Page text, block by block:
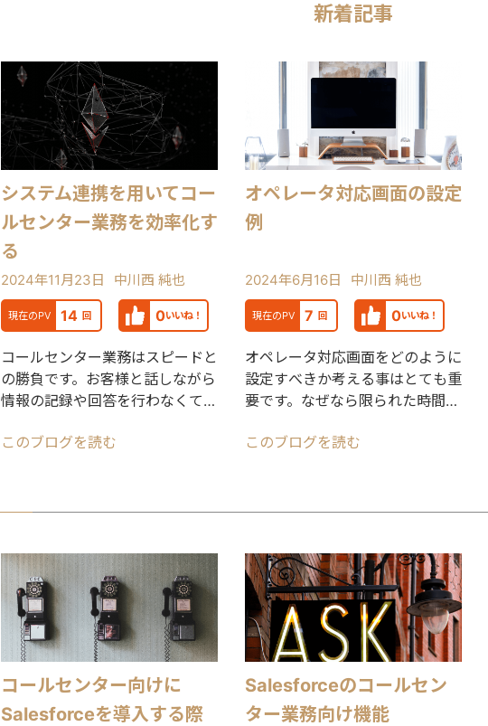
新着記事
システム連携を用いてコー
ルセンター業務を効率化す
る
2024年11月23日 中川西 純也
現在のPV 14 回 0いいね！
コールセンター業務はスピードと
の勝負です。お客様と話しながら
情報の記録や回答を行わなくては
められます。できるだ
このブログを読む
オペレータ対応画面の設定
例
2024年6月16日 中川西 純也
現在のPV 7 回 0いいね！
オペレータ対応画面をどのように
設定すべきか考える事はとても重
要です。なぜなら限られた時間の
対応することがオペレ
このブログを読む
コールセンター向けに
Salesforceを導入する際
Salesforceのコールセン
ター業務向け機能